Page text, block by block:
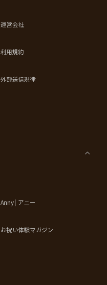
運営会社
利用規約
外部送信規律
Anny | アニー
お祝い体験マガジン